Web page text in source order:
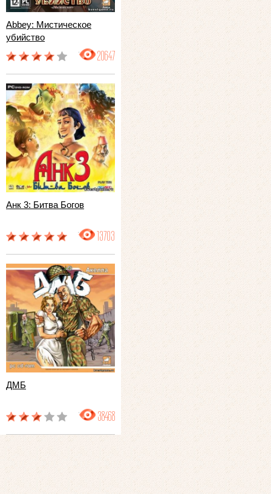
Abbey: Мистическое
убийство
20647
Анк 3: Битва Богов
13703
ДМБ
38468